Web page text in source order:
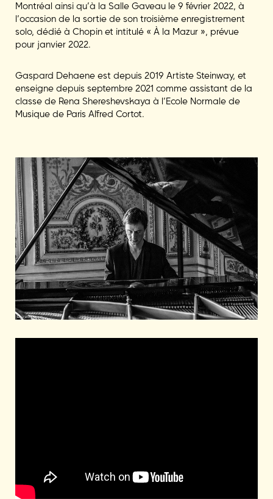
Montréal ainsi qu’à la Salle Gaveau le 9 février 2022, à
l’occasion de la sortie de son troisième enregistrement
solo, dédié à Chopin et intitulé « À la Mazur », prévue
pour janvier 2022.
Gaspard Dehaene est depuis 2019 Artiste Steinway, et
enseigne depuis septembre 2021 comme assistant de la
classe de Rena Shereshevskaya à l’Ecole Normale de
Musique de Paris Alfred Cortot.